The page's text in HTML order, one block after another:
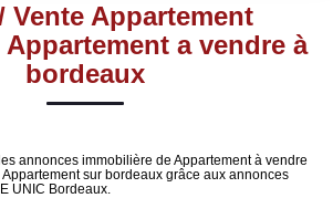
CONTACT
Surface min
Vente Appartement
a vendre à
bordeaux
annonces immobilière de Appartement à vendre
sur bordeaux grâce aux annonces
UNIC Bordeaux.